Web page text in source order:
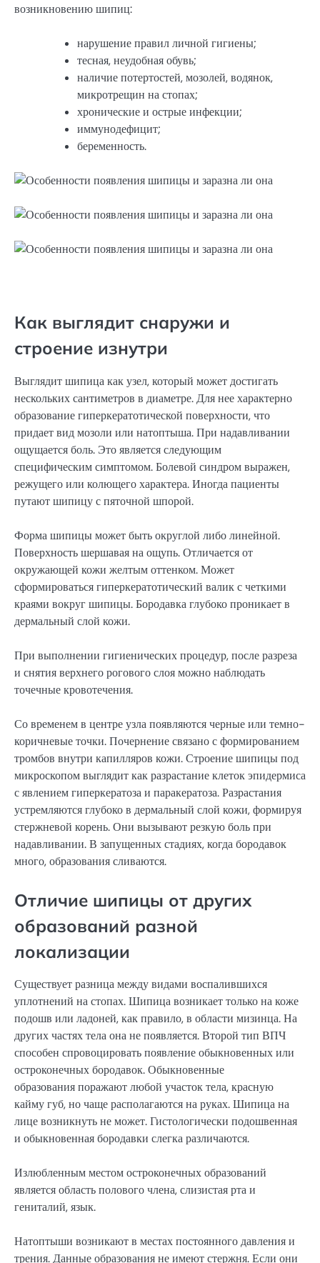
возникновению шипиц:
нарушение правил личной гигиены;
тесная, неудобная обувь;
наличие потертостей, мозолей, водянок,
микротрещин на стопах;
хронические и острые инфекции;
иммунодефицит;
беременность.
Как выглядит снаружи и
строение изнутри
Выглядит шипица как узел, который может достигать
нескольких сантиметров в диаметре. Для нее характерно
образование гиперкератотической поверхности, что
придает вид мозоли или натоптыша. При надавливании
ощущается боль. Это является следующим
специфическим симптомом. Болевой синдром выражен,
режущего или колющего характера. Иногда пациенты
путают шипицу с пяточной шпорой.
Форма шипицы может быть округлой либо линейной.
Поверхность шершавая на ощупь. Отличается от
окружающей кожи желтым оттенком. Может
сформироваться гиперкератотический валик с четкими
краями вокруг шипицы. Бородавка глубоко проникает в
дермальный слой кожи.
При выполнении гигиенических процедур, после разреза
и снятия верхнего рогового слоя можно наблюдать
точечные кровотечения.
Со временем в центре узла появляются черные или темно-
коричневые точки. Почернение связано с формированием
тромбов внутри капилляров кожи. Строение шипицы под
микроскопом выглядит как разрастание клеток эпидермиса
с явлением гиперкератоза и паракератоза. Разрастания
устремляются глубоко в дермальный слой кожи, формируя
стержневой корень. Они вызывают резкую боль при
надавливании. В запущенных стадиях, когда бородавок
много, образования сливаются.
Отличие шипицы от других
образований разной
локализации
Существует разница между видами воспалившихся
уплотнений на стопах. Шипица возникает только на коже
подошв или ладоней, как правило, в области мизинца. На
других частях тела она не появляется. Второй тип ВПЧ
способен спровоцировать появление обыкновенных или
остроконечных бородавок. Обыкновенные
образования поражают любой участок тела, красную
кайму губ, но чаще располагаются на руках. Шипица на
лице возникнуть не может. Гистологически подошвенная
и обыкновенная бородавки слегка различаются.
Излюбленным местом остроконечных образований
является область полового члена, слизистая рта и
гениталий, язык.
Натоптыши возникают в местах постоянного давления и
трения. Данные образования не имеют стержня. Если они